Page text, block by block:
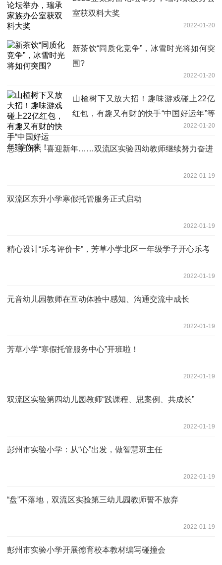
室获双料大奖
2022-01-20
新茶饮“同质化竞争”，冰雪时光将如何突
围?
2022-01-20
山楂树下又放大招！趣味游戏碰上22亿
红包，有趣又有财的快手“中国好运年”等
2022-01-20
总结工作、喜迎新年……双流区实验四幼教师继续努力奋进
2022-01-19
双流区东升小学寒假托管服务正式启动
2022-01-19
精心设计“乐考评价卡”，芳草小学北区一年级学子开心乐考
2022-01-19
元音幼儿园教师在互动体验中感知、沟通交流中成长
2022-01-19
芳草小学“寒假托管服务中心”开班啦！
2022-01-19
双流区实验第四幼儿园教师“践课程、思案例、共成长”
2022-01-19
彭州市实验小学：从“心”出发，做智慧班主任
2022-01-19
“盘”不落地，双流区实验第三幼儿园教师誓不放弃
2022-01-19
彭州市实验小学开展德育校本教材编写碰撞会